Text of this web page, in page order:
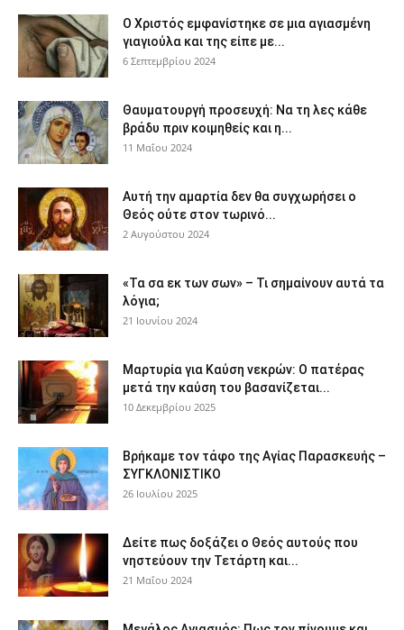
Ο Χριστός εμφανίστηκε σε μια αγιασμένη
γιαγιούλα και της είπε με...
6 Σεπτεμβρίου 2024
Θαυματουργή προσευχή: Να τη λες κάθε
βράδυ πριν κοιμηθείς και η...
11 Μαΐου 2024
Αυτή την αμαρτία δεν θα συγχωρήσει ο
Θεός ούτε στον τωρινό...
2 Αυγούστου 2024
«Τα σα εκ των σων» – Τι σημαίνουν αυτά τα
λόγια;
21 Ιουνίου 2024
Μαρτυρία για Καύση νεκρών: Ο πατέρας
μετά την καύση του βασανίζεται...
10 Δεκεμβρίου 2025
Βρήκαμε τον τάφο της Αγίας Παρασκευής –
ΣΥΓΚΛΟΝΙΣΤΙΚΟ
26 Ιουλίου 2025
Δείτε πως δοξάζει ο Θεός αυτούς που
νηστεύουν την Τετάρτη και...
21 Μαΐου 2024